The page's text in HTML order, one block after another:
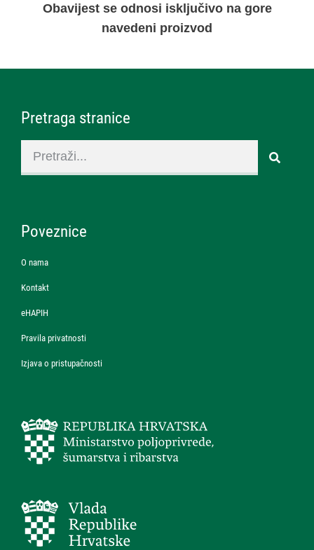
Obavijest se odnosi isključivo na gore
navedeni proizvod
Pretraga stranice
Poveznice
O nama
Kontakt
eHAPIH
Pravila privatnosti
Izjava o pristupačnosti